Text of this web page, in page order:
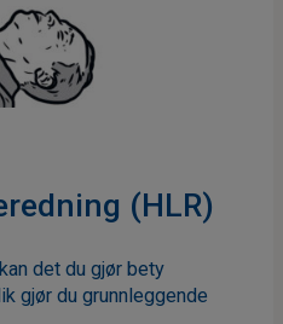
(HLR)
det du gjør bety
gjør du grunnleggende